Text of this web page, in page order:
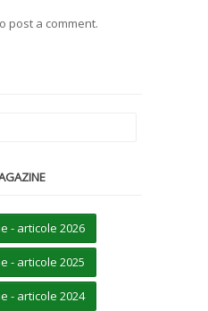
post a comment.
- articole 2026
- articole 2025
- articole 2024